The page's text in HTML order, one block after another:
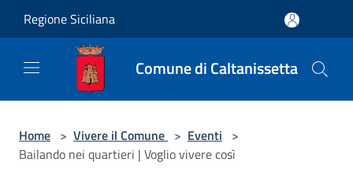
Regione Siciliana
Comune di Caltanissetta
Home > Vivere il Comune > Eventi >
Bailando nei quartieri | Voglio vivere così